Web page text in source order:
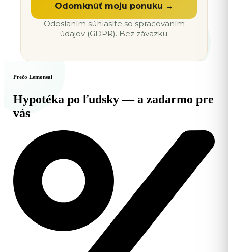
Odomknúť moju ponuku →
Odoslaním súhlasíte so spracovaním
údajov (GDPR). Bez záväzku.
Prečo Lemonsai
Hypotéka po ľudsky — a zadarmo pre
vás